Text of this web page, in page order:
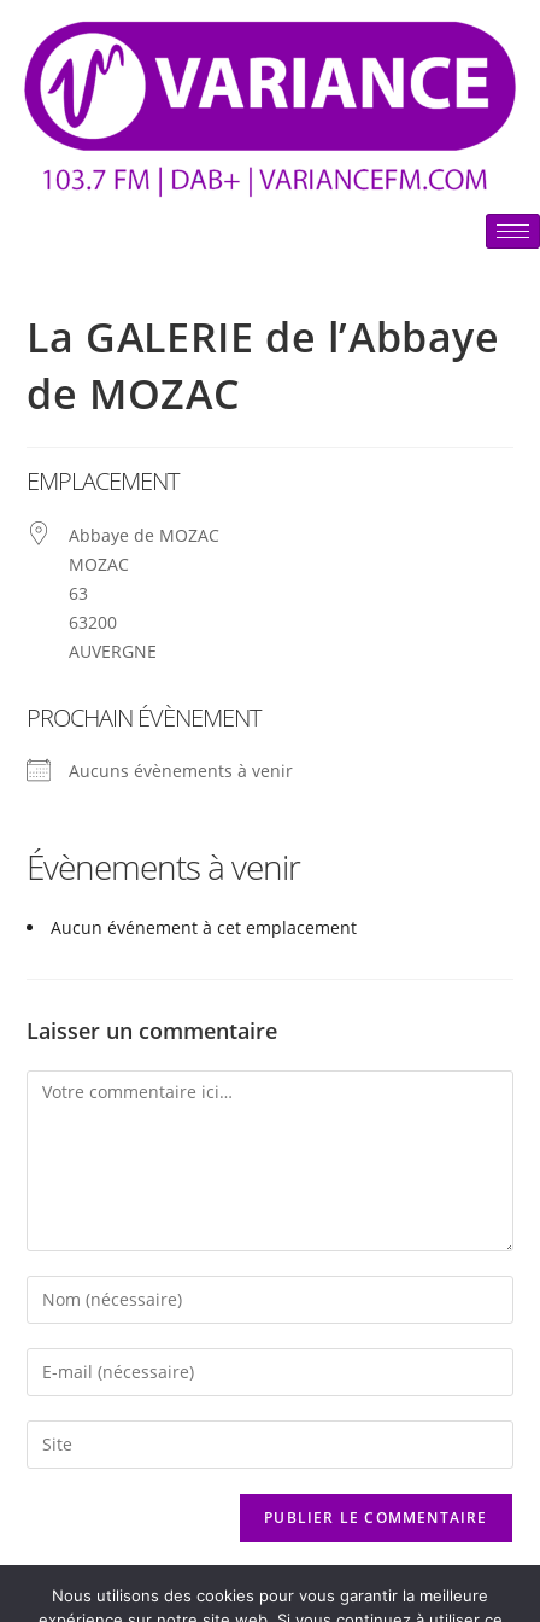
La GALERIE de l’Abbaye
de MOZAC
EMPLACEMENT
Abbaye de MOZAC
MOZAC
63
63200
AUVERGNE
PROCHAIN ÉVÈNEMENT
Aucuns évènements à venir
Évènements à venir
Aucun événement à cet emplacement
Laisser un commentaire
Nous utilisons des cookies pour vous garantir la meilleure